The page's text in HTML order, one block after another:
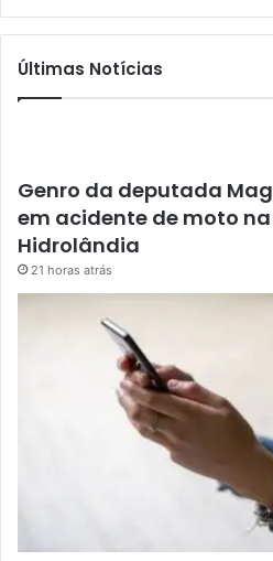
Últimas Notícias
Genro da deputada
em acidente de moto na
Hidrolândia
21 horas atrás